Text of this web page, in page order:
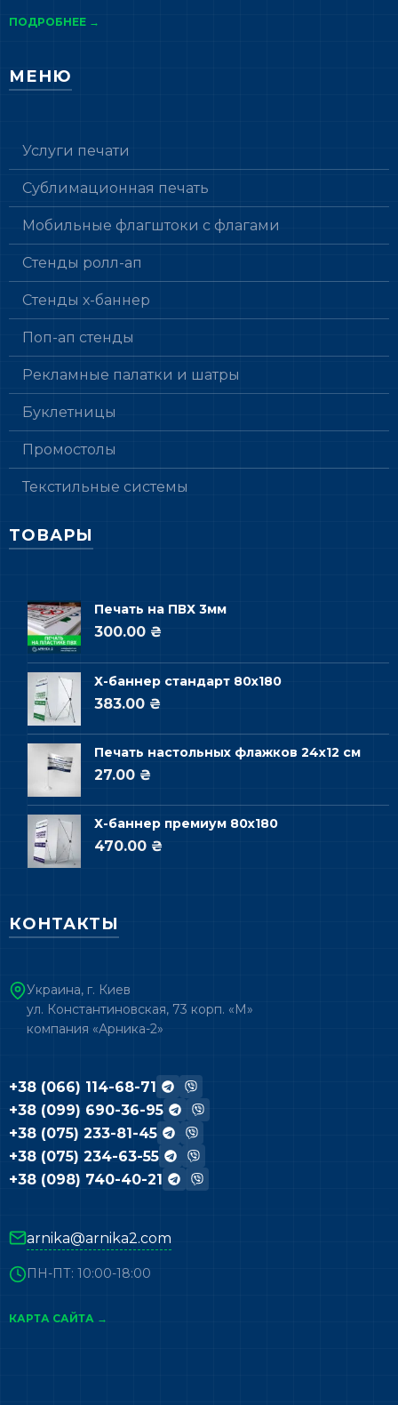
ПОДРОБНЕЕ →
МЕНЮ
Услуги печати
Сублимационная печать
Мобильные флагштоки с флагами
Стенды ролл-ап
Стенды х-баннер
Поп-ап стенды
Рекламные палатки и шатры
Буклетницы
Промостолы
Текстильные системы
ТОВАРЫ
Печать на ПВХ 3мм
300.00 ₴
Х-баннер стандарт 80х180
383.00 ₴
Печать настольных флажков 24х12 см
27.00 ₴
Х-баннер премиум 80х180
470.00 ₴
КОНТАКТЫ
Украина, г. Киев
ул. Константиновская, 73 корп. «М»
компания «Арника-2»
+38 (066) 114-68-71
+38 (099) 690-36-95
+38 (075) 233-81-45
+38 (075) 234-63-55
+38 (098) 740-40-21
arnika@arnika2.com
ПН-ПТ: 10:00-18:00
КАРТА САЙТА →